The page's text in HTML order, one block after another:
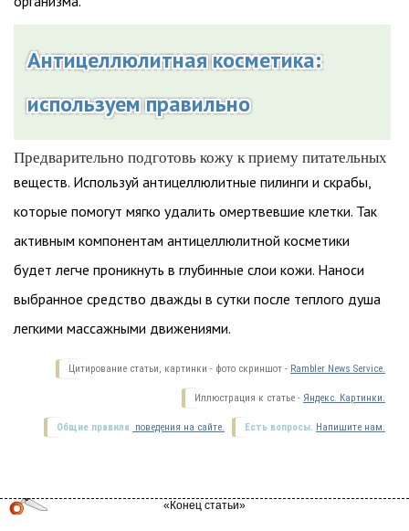
Антицеллюлитная косметика:
используем правильно
Предварительно подготовь кожу к приему питательных
веществ. Используй антицеллюлитные пилинги и скрабы,
которые помогут мягко удалить омертвевшие клетки. Так
активным компонентам антицеллюлитной косметики
будет легче проникнуть в глубинные слои кожи. Наноси
выбранное средство дважды в сутки после теплого душа
легкими массажными движениями.
Цитирование статьи, картинки - фото скриншот - Rambler News Service.
Иллюстрация к статье - Яндекс. Картинки.
Есть вопросы. Напишите нам.
Общие правила поведения на сайте.